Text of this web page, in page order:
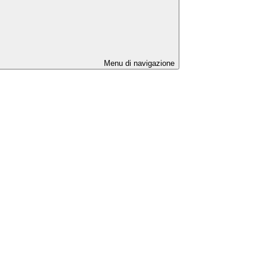
Menu di navigazione